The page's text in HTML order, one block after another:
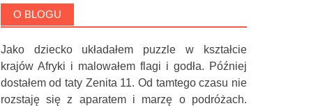
O BLOGU
Jako dziecko układałem puzzle w kształcie
krajów Afryki i malowałem flagi i godła. Później
dostałem od taty Zenita 11. Od tamtego czasu nie
rozstaję się z aparatem i marzę o podróżach.